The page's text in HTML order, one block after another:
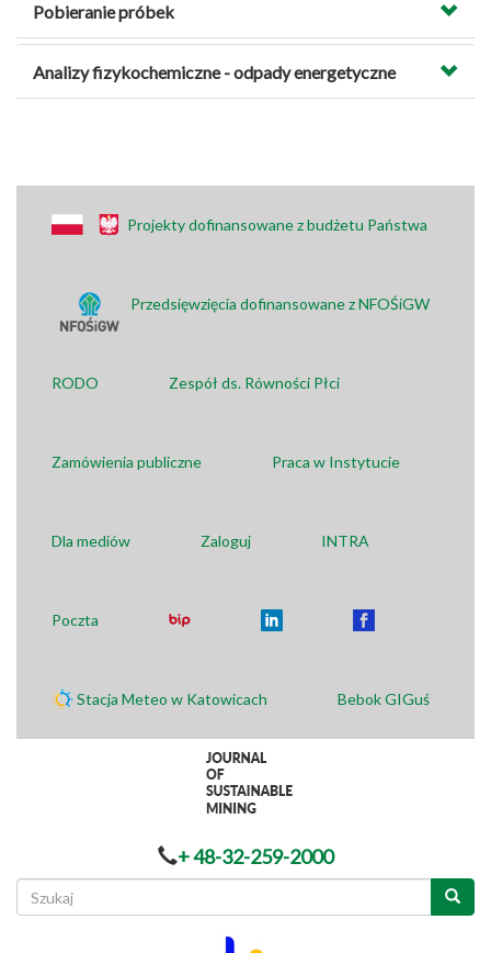
Pobieranie próbek
Analizy fizykochemiczne - odpady energetyczne
Projekty dofinansowane z budżetu Państwa
Przedsięwzięcia dofinansowane z NFOŚiGW
RODO Zespół ds. Równości Płci
Zamówienia publiczne Praca w Instytucie
Dla mediów Zaloguj INTRA
Poczta
Stacja Meteo w Katowicach Bebok GIGuś
+ 48-32-259-2000
Formularz